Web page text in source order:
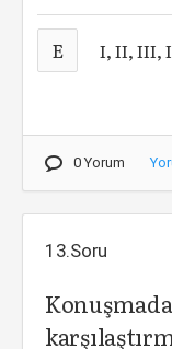
E I, II, III,
0 Yorum
13.Soru